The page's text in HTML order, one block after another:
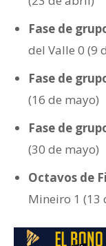
Fase de
del Valle 0 (9
Fase de
(16 de mayo)
Fase de
(30 de mayo)
Octavos de
Mineiro 1 (13